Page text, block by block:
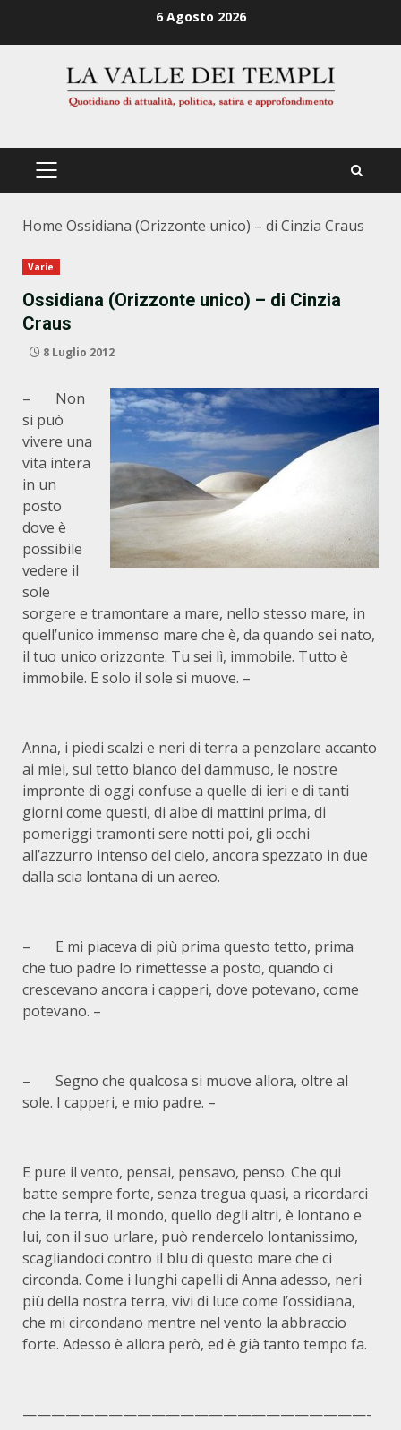
6 Agosto 2026
PRIMÄRES
Home Ossidiana (Orizzonte unico) – di Cinzia Craus
Varie
Ossidiana (Orizzonte unico) – di Cinzia
Craus
8 Luglio 2012
– Non
si può
vivere una
vita intera
in un
posto
dove è
possibile
vedere il
sole
sorgere e tramontare a mare, nello stesso mare, in
quell’unico immenso mare che è, da quando sei nato,
il tuo unico orizzonte. Tu sei lì, immobile. Tutto è
immobile. E solo il sole si muove. –
Anna, i piedi scalzi e neri di terra a penzolare accanto
ai miei, sul tetto bianco del dammuso, le nostre
impronte di oggi confuse a quelle di ieri e di tanti
giorni come questi, di albe di mattini prima, di
pomeriggi tramonti sere notti poi, gli occhi
all’azzurro intenso del cielo, ancora spezzato in due
dalla scia lontana di un aereo.
– E mi piaceva di più prima questo tetto, prima
che tuo padre lo rimettesse a posto, quando ci
crescevano ancora i capperi, dove potevano, come
potevano. –
– Segno che qualcosa si muove allora, oltre al
sole. I capperi, e mio padre. –
E pure il vento, pensai, pensavo, penso. Che qui
batte sempre forte, senza tregua quasi, a ricordarci
che la terra, il mondo, quello degli altri, è lontano e
lui, con il suo urlare, può rendercelo lontanissimo,
scagliandoci contro il blu di questo mare che ci
circonda. Come i lunghi capelli di Anna adesso, neri
più della nostra terra, vivi di luce come l’ossidiana,
che mi circondano mentre nel vento la abbraccio
forte. Adesso è allora però, ed è già tanto tempo fa.
————————————————————————-